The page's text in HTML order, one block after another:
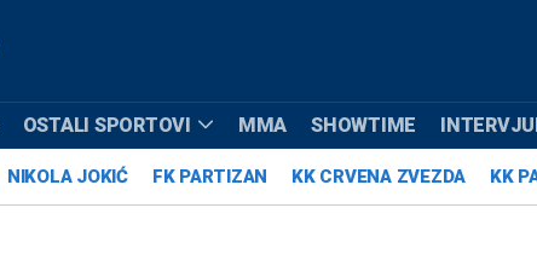
OSTALI SPORTOVI MMA SHOWTIME
NIKOLA JOKIĆ FK PARTIZAN KK CRVENA ZVEZDA KK